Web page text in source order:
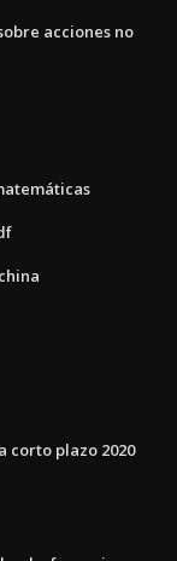
acciones no
corto plazo 2020